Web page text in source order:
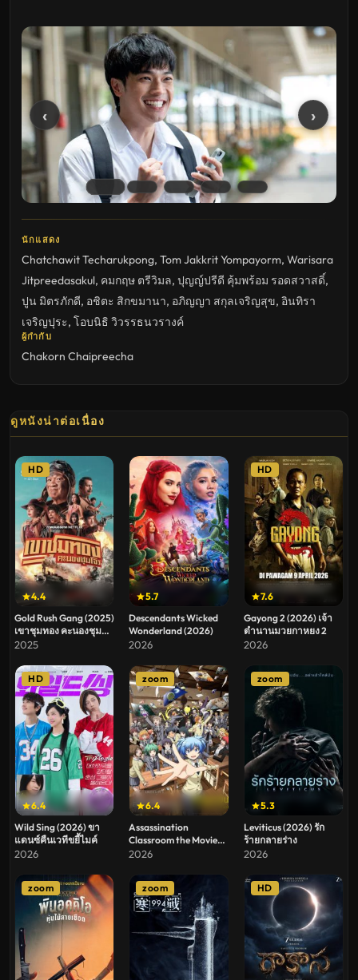
‹ ›
นักแสดง
Chatchawit Techarukpong, Tom Jakkrit Yompayorm, Warisara
Jitpreedasakul, คมกฤษ ตรีวิมล, ปุญญ์ปรีดี คุ้มพร้อม รอดสวาสดิ์,
ปูน มิตรภักดี, อชิตะ สิกขมานา, อภิญญา สกุลเจริญสุข, อินทิรา
เจริญปุระ, โอบนิธิ วิวรรธนวรางค์
ผู้กำกับ
Chakorn Chaipreecha
ดูหนังน่าต่อเนื่อง
4.4
HD
Gold Rush Gang (2025)
เขาชุมทอง คะนองชุม
โจร
2025
5.7
Descendants Wicked
Wonderland (2026)
2026
7.6
HD
Gayong 2 (2026) เจ้า
ตำนานมวยกาหยง 2
2026
6.4
HD
Wild Sing (2026) ขา
แดนซ์คืนเวทีขยี้ไมค์
2026
6.4
zoom
Assassination
Classroom the Movie
Our Time (2026)
เดอะ มูฟวี่ ห้วงเวลาของ
พวกเรา
2026
5.3
zoom
Leviticus (2026) รัก
ร้ายกลายร่าง
2026
zoom zoom HD